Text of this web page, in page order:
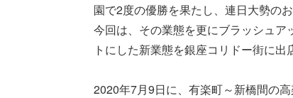
園で2度の優勝を果たし、連日大勢の
今回は、その業態を更にブラッシュ
トにした新業態を銀座コリドー街に出
2020年7月9日に、有楽町～新橋間の